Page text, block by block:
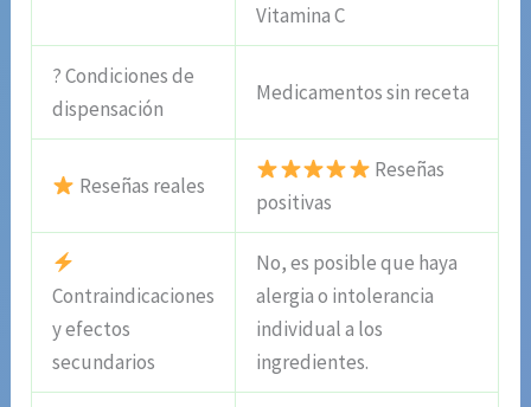
Vitamina C
? Condiciones de
dispensación
Medicamentos sin receta
Reseñas reales
Reseñas
positivas
Contraindicaciones
y efectos
secundarios
No, es posible que haya
alergia o intolerancia
individual a los
ingredientes.